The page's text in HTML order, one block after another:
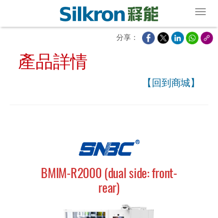
分享：
產品詳情
【回到商城】
BMIM-R2000 (dual side: front-
rear)